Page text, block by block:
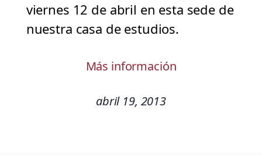
viernes 12 de abril en esta sede de
nuestra casa de estudios.
Más información
abril 19, 2013